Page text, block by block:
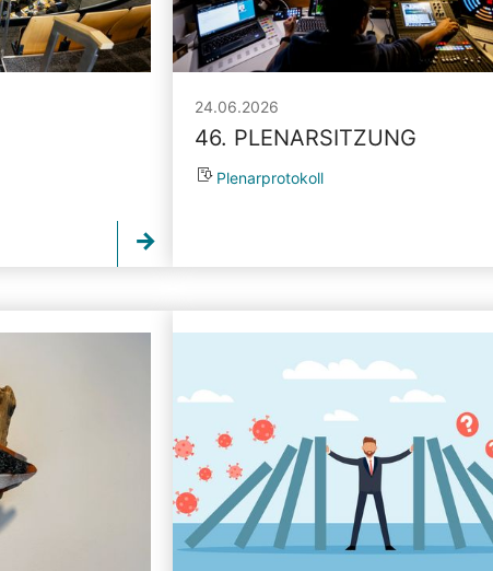
24.06.2026
46. PLENARSITZUNG
Plenarprotokoll